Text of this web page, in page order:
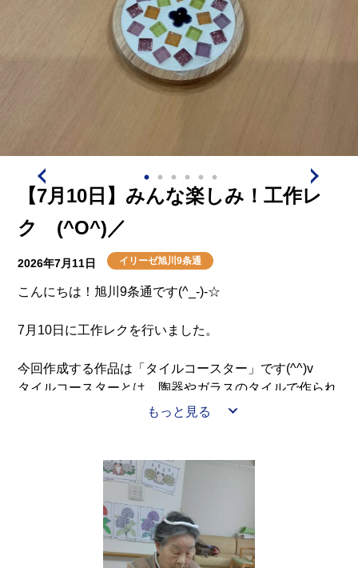
【7月10日】みんな楽しみ！工作レ
ク (^O^)／
2026年7月11日 イリーゼ旭川9条通
こんにちは！旭川9条通です(^_-)-☆
7月10日に工作レクを行いました。
今回作成する作品は「タイルコースター」です(^^)v
タイルコースターとは、陶器やガラスのタイルで作られ
たコースターです。水滴を弾き、汚れてもサッと拭くだ
するタイルの色や模様を自由にデザインでき、世界に一
つだけのオリジナル作品を作れるため、インテリアのア
クセントとしても人気があります!(^^)!
入居者の皆さんは「タイルの配置を考えるのが楽しい」
「出来上がりに達成感がある」「デザインのバランスを
もっと見る